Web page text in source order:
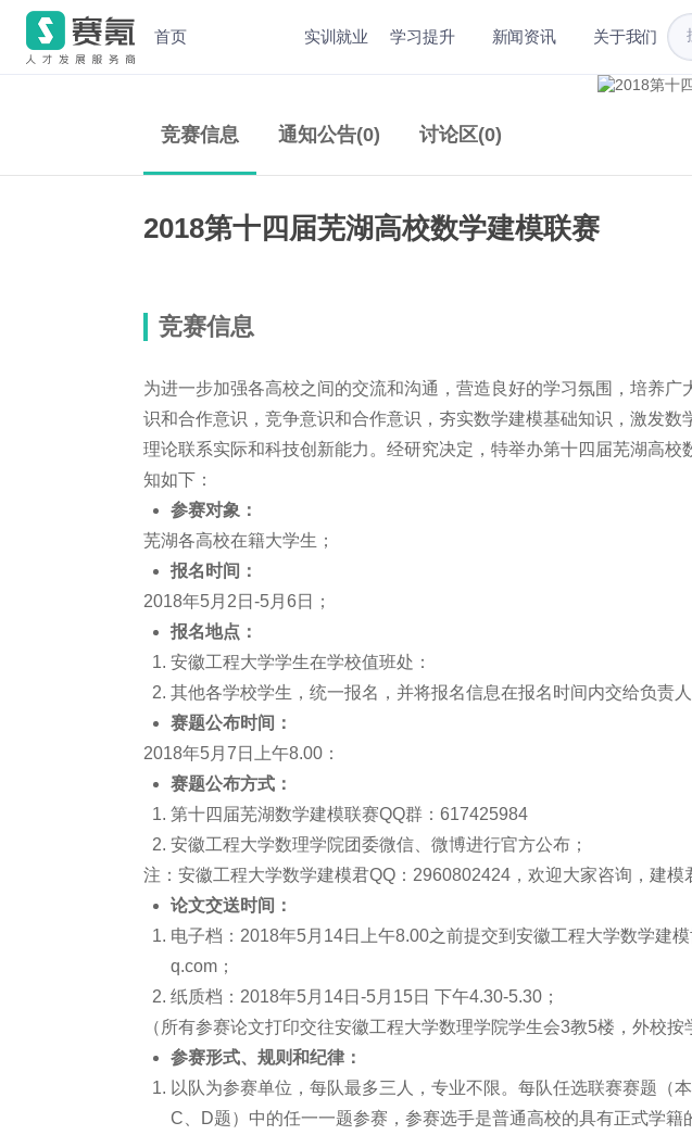
首页 实训就业 学习提升 新闻资讯 关于我们
竞赛信息 通知公告(0) 讨论区(0)
2018第十四届芜湖高校数学建模联赛
竞赛信息
为进一步加强各高校之间的交流和沟通，营造良好的学习氛围，培养广
识和合作意识，竞争意识和合作意识，夯实数学建模基础知识，激发数
理论联系实际和科技创新能力。经研究决定，特举办第十四届芜湖高校
知如下：
参赛对象：
芜湖各高校在籍大学生；
报名时间：
2018年5月2日-5月6日；
报名地点：
安徽工程大学学生在学校值班处：
其他各学校学生，统一报名，并将报名信息在报名时间内交给负责人
赛题公布时间：
2018年5月7日上午8.00：
赛题公布方式：
第十四届芜湖数学建模联赛QQ群：617425984
安徽工程大学数理学院团委微信、微博进行官方公布；
注：安徽工程大学数学建模君QQ：2960802424，欢迎大家咨询，建模
论文交送时间：
电子档：2018年5月14日上午8.00之前提交到安徽工程大学数学建模
q.com；
纸质档：2018年5月14日-5月15日 下午4.30-5.30；
（所有参赛论文打印交往安徽工程大学数理学院学生会3教5楼，外校按
参赛形式、规则和纪律：
以队为参赛单位，每队最多三人，专业不限。每队任选联赛赛题（
C、D题）中的任一一题参赛，参赛选手是普通高校的具有正式学籍